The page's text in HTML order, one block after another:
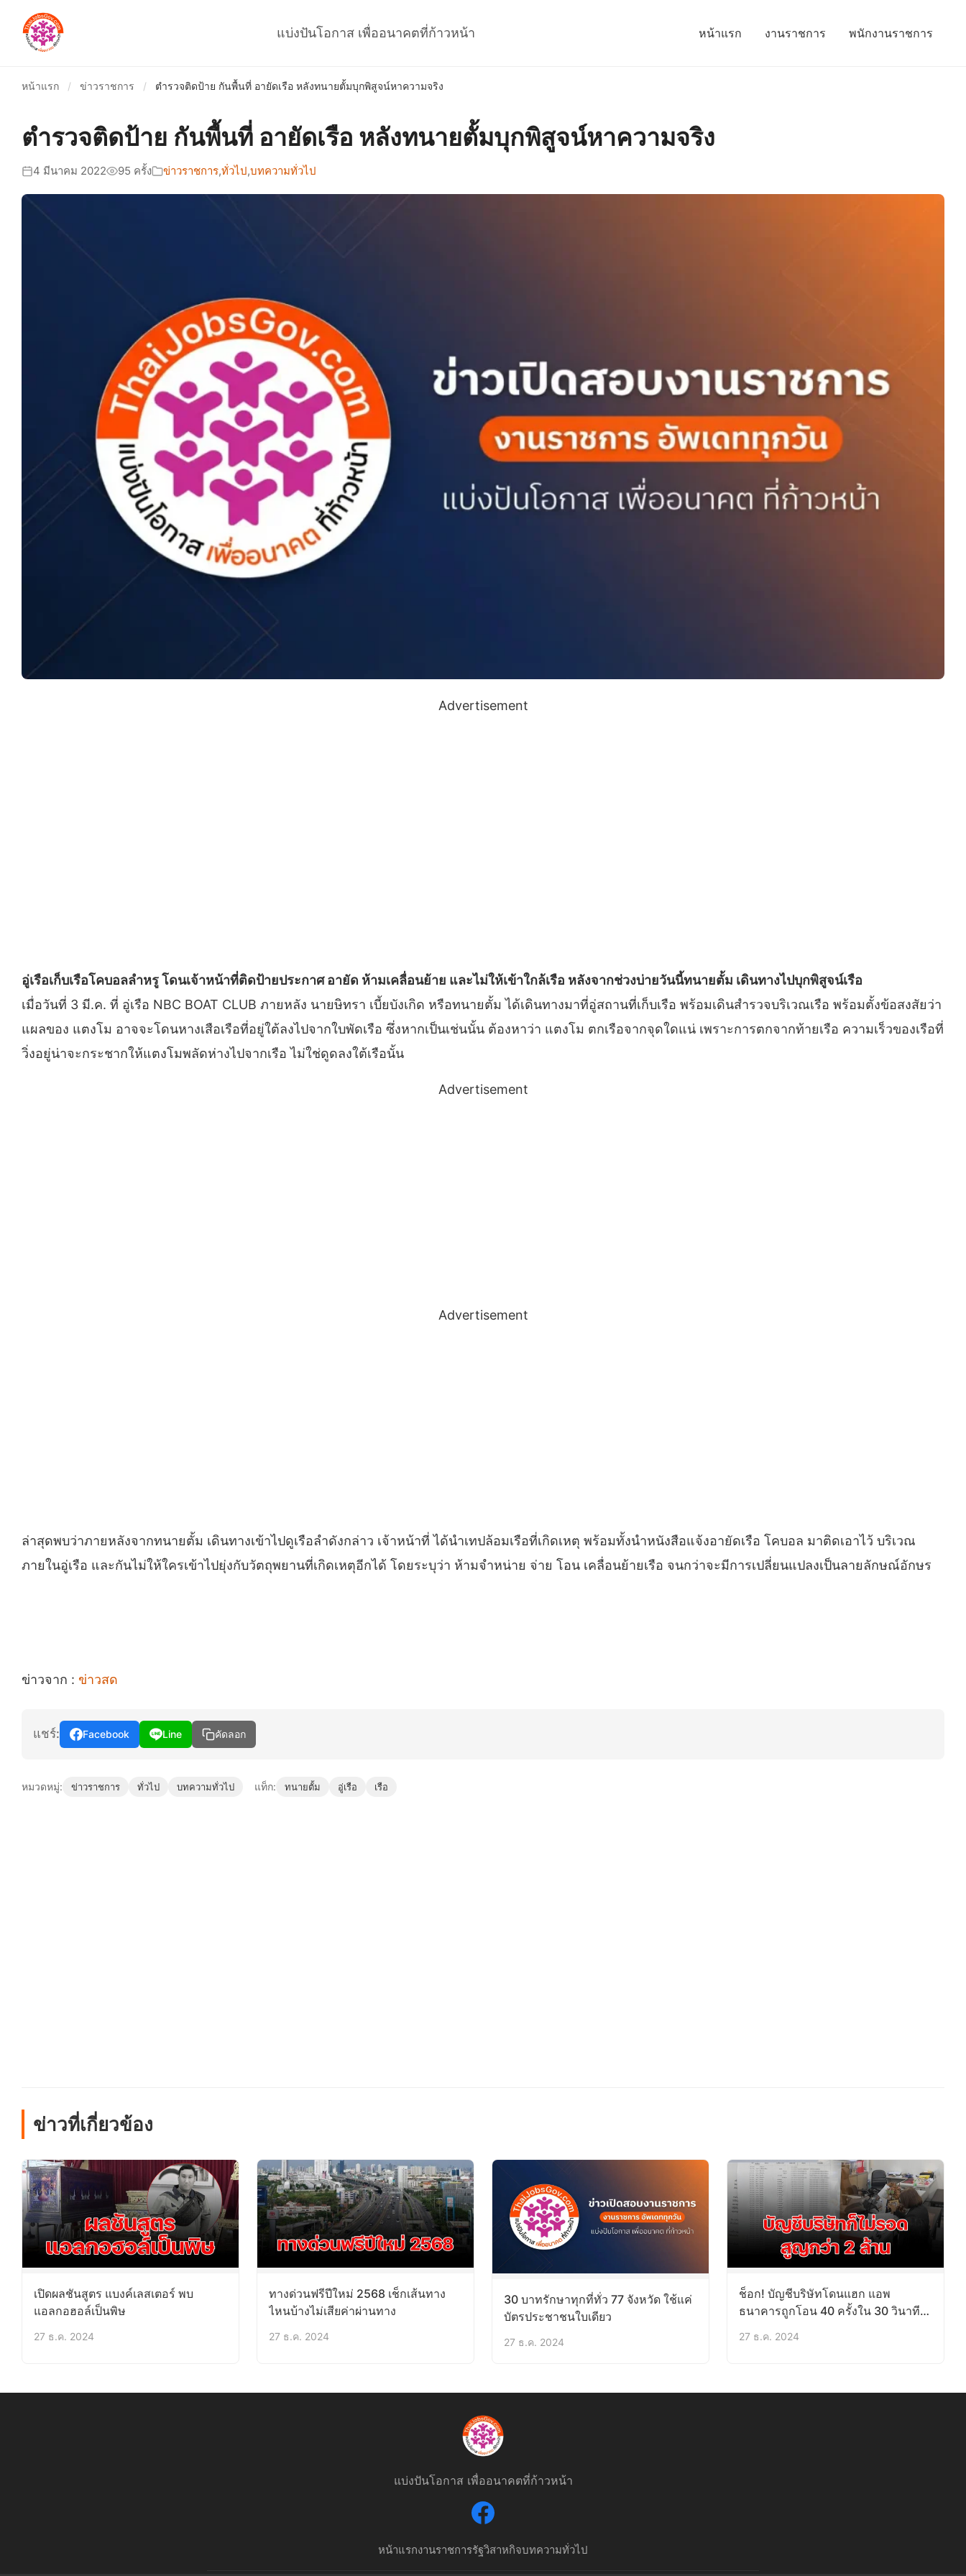
แบ่งปันโอกาส เพื่ออนาคตที่ก้าวหน้า หน้าแรก งานราชการ พนักงานราชการ
หน้าแรก / ข่าวราชการ / ตำรวจติดป้าย กันพื้นที่ อายัดเรือ หลังทนายตั้มบุกพิสูจน์หาความจริง
ตำรวจติดป้าย กันพื้นที่ อายัดเรือ หลังทนายตั้มบุกพิสูจน์หาความจริง
4 มีนาคม 2022 95 ครั้ง ข่าวราชการ,ทั่วไป,บทความทั่วไป
Advertisement
อู่เรือเก็บเรือโคบอลลำหรู โดนเจ้าหน้าที่ติดป้ายประกาศ อายัด ห้ามเคลื่อนย้าย และไม่ให้เข้าใกล้เรือ หลังจากช่วงบ่ายวันนี้ทนายตั้ม เดินทางไปบุกพิสูจน์เรือ
เมื่อวันที่ 3 มี.ค. ที่ อู่เรือ NBC BOAT CLUB ภายหลัง นายษิทรา เบี้ยบังเกิด หรือทนายตั้ม ได้เดินทางมาที่อู่สถานที่เก็บเรือ พร้อมเดินสำรวจบริเวณเรือ พร้อมตั้งข้อสงสัยว่า
แผลของ แตงโม อาจจะโดนหางเสือเรือที่อยู่ใต้ลงไปจากใบพัดเรือ ซึ่งหากเป็นเช่นนั้น ต้องหาว่า แตงโม ตกเรือจากจุดใดแน่ เพราะการตกจากท้ายเรือ ความเร็วของเรือที่
วิ่งอยู่น่าจะกระชากให้แตงโมพลัดห่างไปจากเรือ ไม่ใช่ดูดลงใต้เรือนั้น
Advertisement
Advertisement
ล่าสุดพบว่าภายหลังจากทนายตั้ม เดินทางเข้าไปดูเรือลำดังกล่าว เจ้าหน้าที่ ได้นำเทปล้อมเรือที่เกิดเหตุ พร้อมทั้งนำหนังสือแจ้งอายัดเรือ โคบอล มาติดเอาไว้ บริเวณ
ภายในอู่เรือ และกันไม่ให้ใครเข้าไปยุ่งกับวัตถุพยานที่เกิดเหตุอีกได้ โดยระบุว่า ห้ามจำหน่าย จ่าย โอน เคลื่อนย้ายเรือ จนกว่าจะมีการเปลี่ยนแปลงเป็นลายลักษณ์อักษร
ข่าวจาก : ข่าวสด
แชร์: Facebook Line คัดลอก
หมวดหมู่: ข่าวราชการ ทั่วไป บทความทั่วไป แท็ก: ทนายตั้ม อู่เรือ เรือ
ข่าวที่เกี่ยวข้อง
เปิดผลชันสูตร แบงค์เลสเตอร์ พบ
แอลกอฮอล์เป็นพิษ
27 ธ.ค. 2024
ทางด่วนฟรีปีใหม่ 2568 เช็กเส้นทาง
ไหนบ้างไม่เสียค่าผ่านทาง
27 ธ.ค. 2024
30 บาทรักษาทุกที่ทั่ว 77 จังหวัด ใช้แค่
บัตรประชาชนใบเดียว
27 ธ.ค. 2024
ช็อก! บัญชีบริษัทโดนแฮก แอพ
ธนาคารถูกโอน 40 ครั้งใน 30 วินาที
27 ธ.ค. 2024
แบ่งปันโอกาส เพื่ออนาคตที่ก้าวหน้า
หน้าแรกงานราชการรัฐวิสาหกิจบทความทั่วไป